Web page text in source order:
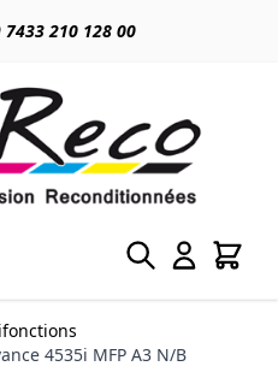
7433 210 128 00
4535i MFP A3 N/B